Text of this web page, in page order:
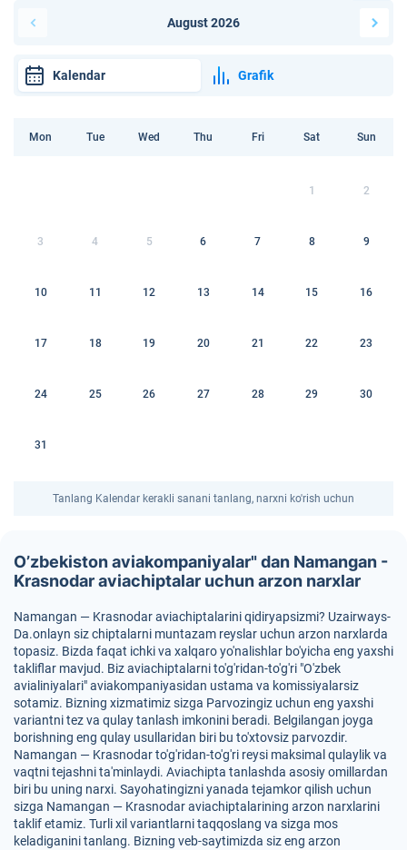
August 2026
Kalendar Grafik
Mon Tue Wed Thu Fri Sat Sun
1 2
3 4 5 6 7 8 9
10 11 12 13 14 15 16
17 18 19 20 21 22 23
24 25 26 27 28 29 30
31
Tanlang Kalendar kerakli sanani tanlang, narxni ko'rish uchun
O’zbekiston aviakompaniyalar" dan Namangan -
Krasnodar aviachiptalar uchun arzon narxlar
Namangan — Krasnodar aviachiptalarini qidiryapsizmi? Uzairways-
Da.onlayn siz chiptalarni muntazam reyslar uchun arzon narxlarda
topasiz. Bizda faqat ichki va xalqaro yo'nalishlar bo'yicha eng yaxshi
takliflar mavjud. Biz aviachiptalarni to'g'ridan-to'g'ri "O'zbek
avialiniyalari" aviakompaniyasidan ustama va komissiyalarsiz
sotamiz. Bizning xizmatimiz sizga Parvozingiz uchun eng yaxshi
variantni tez va qulay tanlash imkonini beradi. Belgilangan joyga
borishning eng qulay usullaridan biri bu to'xtovsiz parvozdir.
Namangan — Krasnodar to'g'ridan-to'g'ri reysi maksimal qulaylik va
vaqtni tejashni ta'minlaydi. Aviachipta tanlashda asosiy omillardan
biri bu uning narxi. Sayohatingizni yanada tejamkor qilish uchun
sizga Namangan — Krasnodar aviachiptalarining arzon narxlarini
taklif etamiz. Turli xil variantlarni taqqoslang va sizga mos
keladiganini tanlang. Bizning veb-saytimizda siz eng arzon